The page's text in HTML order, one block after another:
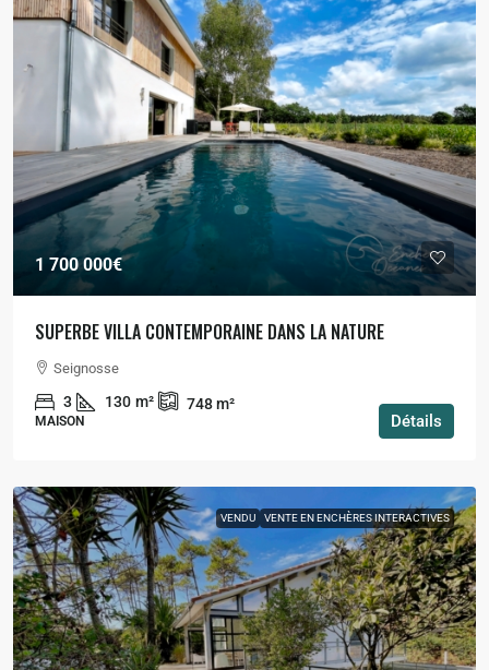
1 700 000€
SUPERBE VILLA CONTEMPORAINE DANS LA NATURE
Seignosse
3 130 m² 748m²
MAISON Détails
VENDU VENTE EN ENCHÈRES INTERACTIVES